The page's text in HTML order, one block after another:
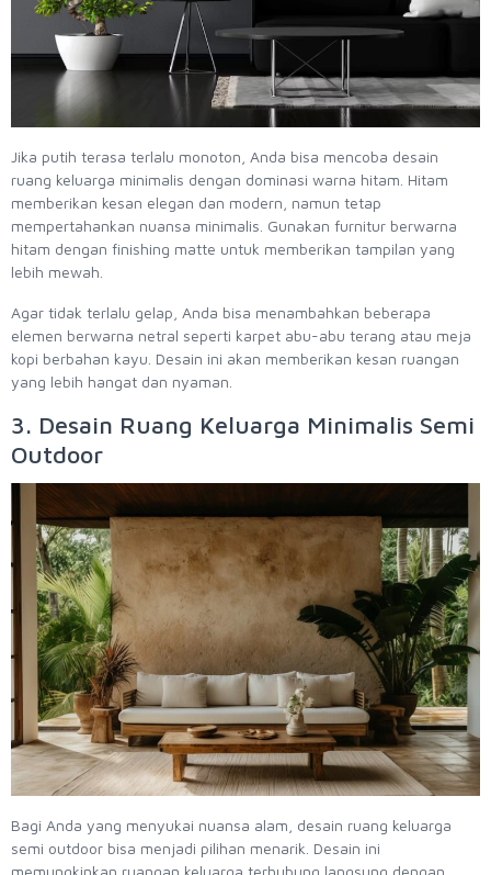
Jika putih terasa terlalu monoton, Anda bisa mencoba desain
ruang keluarga minimalis dengan dominasi warna hitam. Hitam
memberikan kesan elegan dan modern, namun tetap
mempertahankan nuansa minimalis. Gunakan furnitur berwarna
hitam dengan finishing matte untuk memberikan tampilan yang
lebih mewah.
Agar tidak terlalu gelap, Anda bisa menambahkan beberapa
elemen berwarna netral seperti karpet abu-abu terang atau meja
kopi berbahan kayu. Desain ini akan memberikan kesan ruangan
yang lebih hangat dan nyaman.
3. Desain Ruang Keluarga Minimalis Semi
Outdoor
Bagi Anda yang menyukai nuansa alam, desain ruang keluarga
semi outdoor bisa menjadi pilihan menarik. Desain ini
memungkinkan ruangan keluarga terhubung langsung dengan